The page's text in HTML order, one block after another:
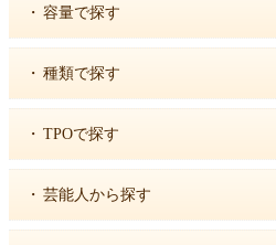
・ 容量で探す
・ 種類で探す
・ TPOで探す
・ 芸能人から探す